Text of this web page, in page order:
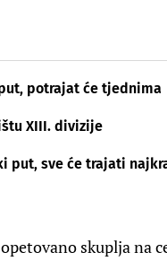
potrajat će tjednima
XIII. divizije
put, sve će trajati
skuplja na